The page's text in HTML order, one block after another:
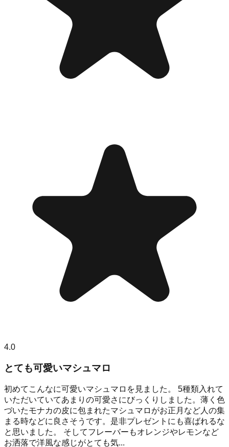
4.0
とても可愛いマシュマロ
初めてこんなに可愛いマシュマロを見ました。 5種類入れて
いただいていてあまりの可愛さにびっくりしました。薄く色
づいたモナカの皮に包まれたマシュマロがお正月など人の集
まる時などに良さそうです。是非プレゼントにも喜ばれるな
と思いました。 そしてフレーバーもオレンジやレモンなど
お洒落で洋風な感じがとても気...